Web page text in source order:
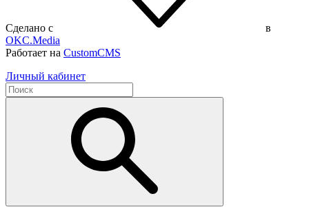
Сделано с
в
OKC.Media
Работает на CustomCMS
Личный кабинет